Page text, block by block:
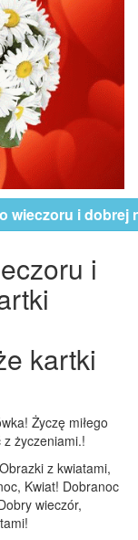
wieczoru i dobrej
i
kartki
Życzę miłego
życzeniami.!
z kwiatami,
Kwiat! Dobranoc
wieczór,